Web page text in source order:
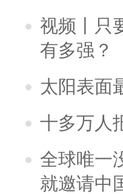
视频丨只
有多强？
太阳表面
十多万人
全球唯一
就邀请中